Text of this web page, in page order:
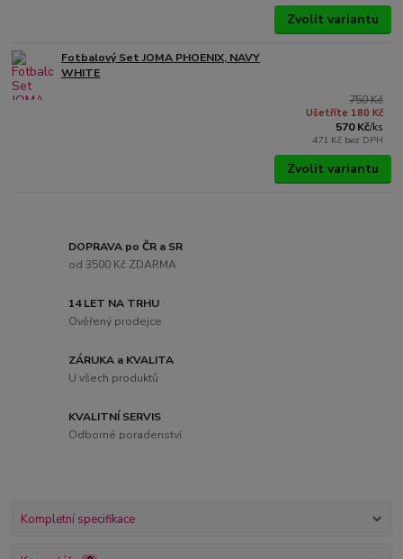
Zvolit variantu
Fotbalový Set JOMA PHOENIX, NAVY
WHITE
750 Kč
Ušetříte 180 Kč
570 Kč/ks
471 Kč bez DPH
Zvolit variantu
DOPRAVA po ČR a SR
od 3500 Kč ZDARMA
14 LET NA TRHU
Ověřený prodejce
ZÁRUKA a KVALITA
U všech produktů
KVALITNÍ SERVIS
Odborné poradenství
Kompletní specifikace